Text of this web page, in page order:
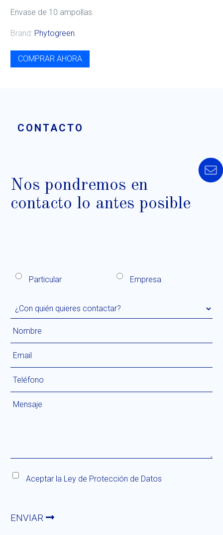
Envase de 10 ampollas.
Brand: Phytogreen
COMPRAR AHORA
CONTACTO
Nos pondremos en
contacto lo antes posible
Particular Empresa
Aceptar la Ley de Protección de Datos
ENVIAR